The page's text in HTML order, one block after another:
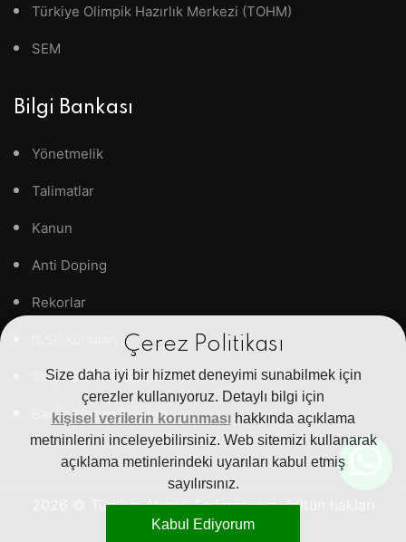
Çerez Politikası
Size daha iyi bir hizmet deneyimi sunabilmek için
çerezler kullanıyoruz. Detaylı bilgi için
kişisel verilerin korunmasıhakkında açıklama
metninlerini inceleyebilirsiniz. Web sitemizi kullanarak
açıklama metinlerindeki uyarıları kabul etmiş
sayılırsınız.
Kabul Ediyorum
Türkiye Olimpik Hazırlık Merkezi (TOHM)
SEM
Bilgi Bankası
Yönetmelik
Talimatlar
Kanun
Anti Doping
Rekorlar
Sıkça Sorulan Sorular
Banka Hesap Bilgileri
© Türkiye Atıcılık Federasyonu bütün hakları
saklıdır.